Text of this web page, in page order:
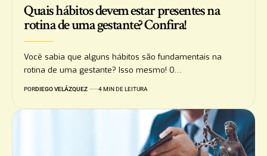
Quais hábitos devem estar presentes na
rotina de uma gestante? Confira!
Você sabia que alguns hábitos são fundamentais na
rotina de uma gestante? Isso mesmo! O…
PORDIEGO VELÁZQUEZ 4 MIN DE LEITURA